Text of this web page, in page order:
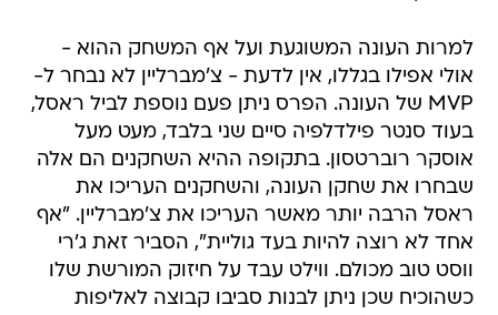
למרות העונה המשוגעת ועל אף המשחק ההוא -
אולי אפילו בגללו, אין לדעת - צ'מברליין לא נבחר ל-
MVP של העונה. הפרס ניתן פעם נוספת לביל ראסל,
בעוד סנטר פילדלפיה סיים שני בלבד, מעט מעל
אוסקר רוברטסון. בתקופה ההיא השחקנים הם אלה
שבחרו את שחקן העונה, והשחקנים העריכו את
ראסל הרבה יותר מאשר העריכו את צ'מברליין. "אף
אחד לא רוצה להיות בעד גוליית", הסביר זאת ג'רי
ווסט טוב מכולם. ווילט עבד על חיזוק המורשת שלו
כשהוכיח שכן ניתן לבנות סביבו קבוצה לאליפות